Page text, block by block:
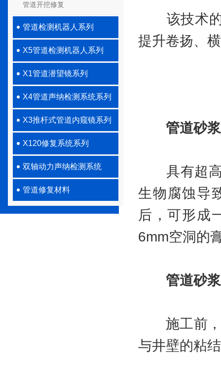
管道开挖修复
管道检测机器人系列
X5管道检测机器人系列
X1管道潜望镜系列
X4管道声纳检测系统系列
X3推杆式管道内窥镜系列
X120修复系统系列
双轴动力声纳检测系统
管道修复材料
该技术的
提升卷扬、
管道砂
具有超高
生物腐蚀导
后，可形成
6mm空洞的
管道砂
施工前，
与井壁的粘